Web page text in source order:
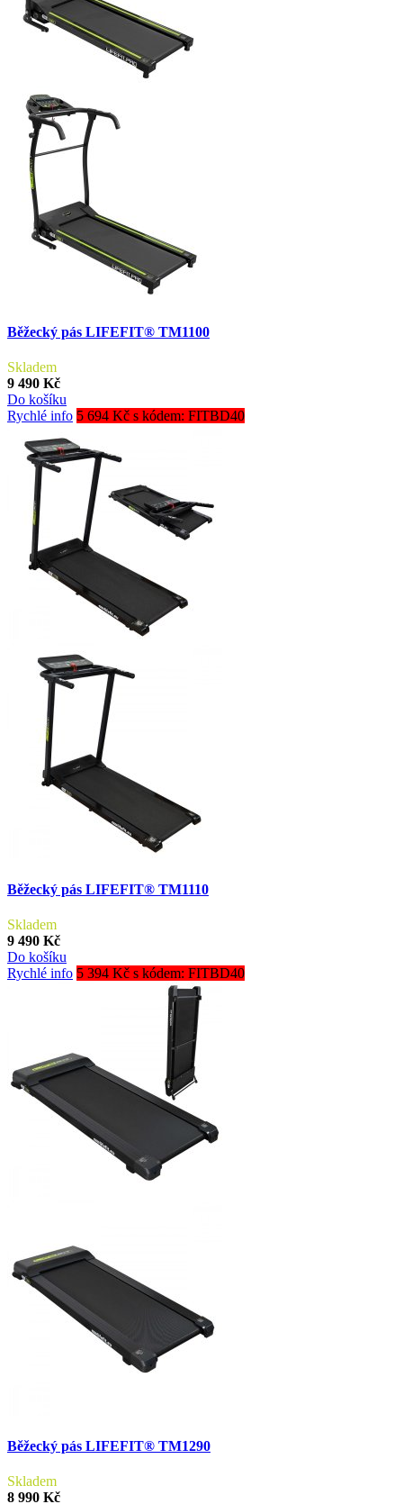
Běžecký pás LIFEFIT® TM1100
Skladem
9 490 Kč
Do košíku
Rychlé info 5 694 Kč s kódem: FITBD40
Běžecký pás LIFEFIT® TM1110
Skladem
9 490 Kč
Do košíku
Rychlé info 5 394 Kč s kódem: FITBD40
Běžecký pás LIFEFIT® TM1290
Skladem
8 990 Kč